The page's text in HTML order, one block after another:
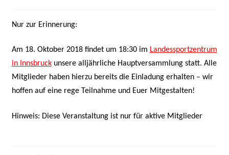
Nur zur Erinnerung:
Am 18. Oktober 2018 findet um 18:30 im Landessportzentrum
in Innsbruckunsere alljährliche Hauptversammlung statt. Alle
Mitglieder haben hierzu bereits die Einladung erhalten – wir
hoffen auf eine rege Teilnahme und Euer Mitgestalten!
Hinweis: Diese Veranstaltung ist nur für aktive Mitglieder